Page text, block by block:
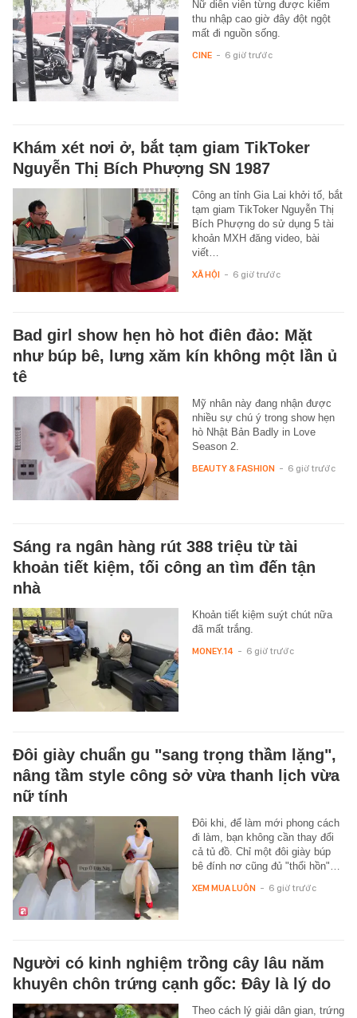
Nữ diễn viên từng được kiếm
thu nhập cao giờ đây đột ngột
mất đi nguồn sống.
CINE - 6 giờ trước
Khám xét nơi ở, bắt tạm giam TikToker
Nguyễn Thị Bích Phượng SN 1987
Công an tỉnh Gia Lai khởi tố, bắt
tạm giam TikToker Nguyễn Thị
Bích Phượng do sử dụng 5 tài
khoản MXH đăng video, bài
viết…
XÃ HỘI - 6 giờ trước
Bad girl show hẹn hò hot điên đảo: Mặt
như búp bê, lưng xăm kín không một lần ủ
tê
Mỹ nhân này đang nhận được
nhiều sự chú ý trong show hẹn
hò Nhật Bản Badly in Love
Season 2.
BEAUTY & FASHION - 6 giờ trước
Sáng ra ngân hàng rút 388 triệu từ tài
khoản tiết kiệm, tối công an tìm đến tận
nhà
Khoản tiết kiệm suýt chút nữa
đã mất trắng.
MONEY.14 - 6 giờ trước
Đôi giày chuẩn gu "sang trọng thầm lặng",
nâng tầm style công sở vừa thanh lịch vừa
nữ tính
Đôi khi, để làm mới phong cách
đi làm, bạn không cần thay đổi
cả tủ đồ. Chỉ một đôi giày búp
bê đính nơ cũng đủ "thổi hồn"…
XEM MUA LUÔN - 6 giờ trước
Người có kinh nghiệm trồng cây lâu năm
khuyên chôn trứng cạnh gốc: Đây là lý do
Theo cách lý giải dân gian, trứng